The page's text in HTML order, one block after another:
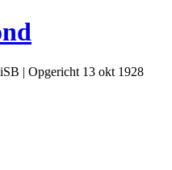
| Opgericht 13 okt 1928